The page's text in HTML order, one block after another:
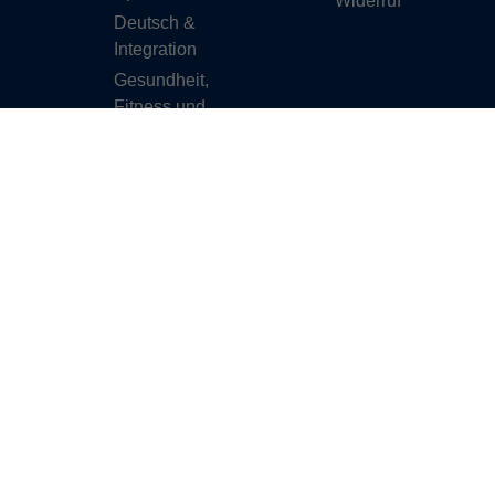
Deutsch &
Integration
Gesundheit,
Fitness und